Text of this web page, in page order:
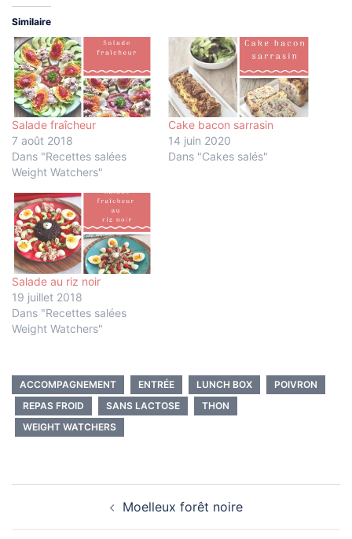
Similaire
Salade fraîcheur
7 août 2018
Dans "Recettes salées
Weight Watchers"
Cake bacon sarrasin
14 juin 2020
Dans "Cakes salés"
Salade au riz noir
19 juillet 2018
Dans "Recettes salées
Weight Watchers"
ACCOMPAGNEMENT ENTRÉE LUNCH BOX
POIVRON
REPAS FROID
SANS LACTOSE
THON
WEIGHT WATCHERS
Moelleux forêt noire